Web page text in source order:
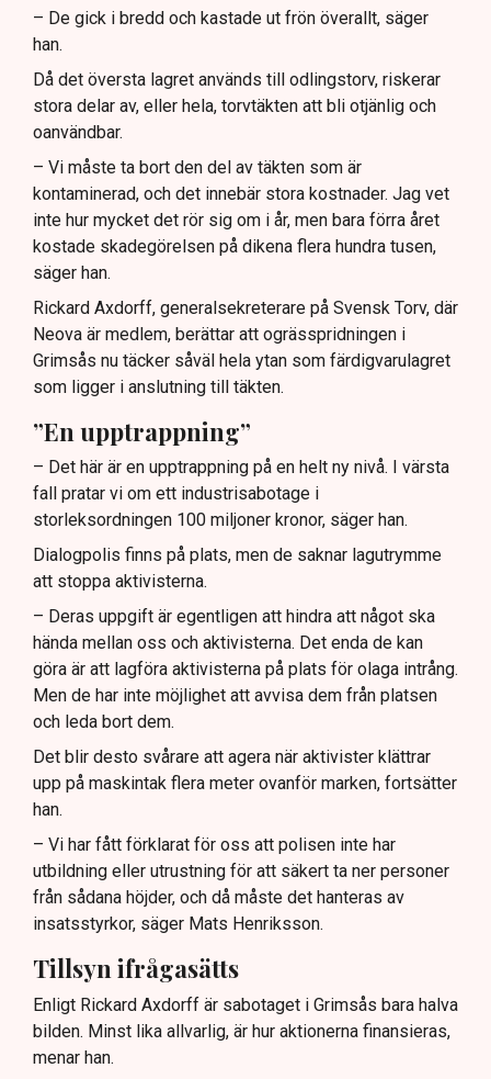
– De gick i bredd och kastade ut frön överallt, säger
han.
Då det översta lagret används till odlingstorv, riskerar
stora delar av, eller hela, torvtäkten att bli otjänlig och
oanvändbar.
– Vi måste ta bort den del av täkten som är
kontaminerad, och det innebär stora kostnader. Jag vet
inte hur mycket det rör sig om i år, men bara förra året
kostade skadegörelsen på dikena flera hundra tusen,
säger han.
Rickard Axdorff, generalsekreterare på Svensk Torv, där
Neova är medlem, berättar att ogrässpridningen i
Grimsås nu täcker såväl hela ytan som färdigvarulagret
som ligger i anslutning till täkten.
”En upptrappning”
– Det här är en upptrappning på en helt ny nivå. I värsta
fall pratar vi om ett industrisabotage i
storleksordningen 100 miljoner kronor, säger han.
Dialogpolis finns på plats, men de saknar lagutrymme
att stoppa aktivisterna.
– Deras uppgift är egentligen att hindra att något ska
hända mellan oss och aktivisterna. Det enda de kan
göra är att lagföra aktivisterna på plats för olaga intrång.
Men de har inte möjlighet att avvisa dem från platsen
och leda bort dem.
Det blir desto svårare att agera när aktivister klättrar
upp på maskintak flera meter ovanför marken, fortsätter
han.
– Vi har fått förklarat för oss att polisen inte har
utbildning eller utrustning för att säkert ta ner personer
från sådana höjder, och då måste det hanteras av
insatsstyrkor, säger Mats Henriksson.
Tillsyn ifrågasätts
Enligt Rickard Axdorff är sabotaget i Grimsås bara halva
bilden. Minst lika allvarlig, är hur aktionerna finansieras,
menar han.